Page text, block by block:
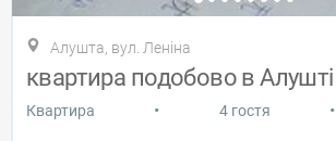
Алушта, вул. Леніна
квартира подобово в Алушті
Квартира • 4 гостя •